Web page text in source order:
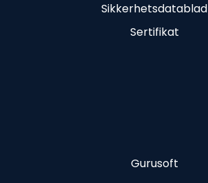
Sikkerhetsdatablad
Sertifikat
Gurusoft